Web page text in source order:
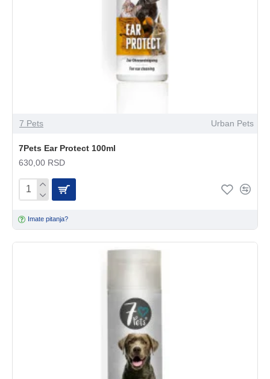
7 Pets Urban Pets
7Pets Ear Protect 100ml
630,00 RSD
Imate pitanja?